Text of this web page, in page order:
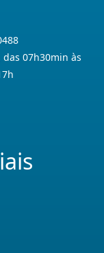
07h30min às